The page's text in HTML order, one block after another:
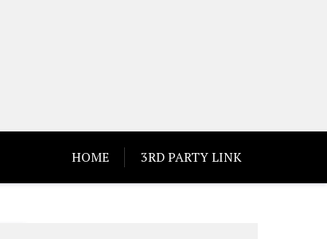
HOME 3RD PARTY LINK